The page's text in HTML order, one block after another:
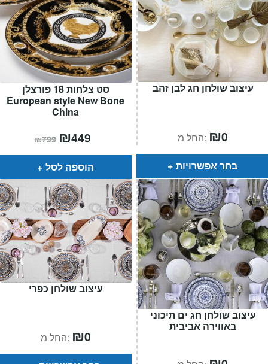
סט צלחות 18 פורצלן
European style New Bone
China
₪799 המחיר
המקורי
היה:
₪799.
₪449
הוא:
הוספה לסל
עיצוב שולחן חג לבן זהב
החל מ: ₪0
בחר אפשרויות
עיצוב שולחן כפרי
החל מ: ₪0
עיצוב שולחן חג ים תיכוני
באווירה אביבית